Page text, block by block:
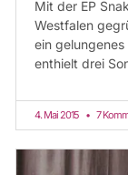
Mit der EP
Westfalen
ein
enthielt drei
4. Mai 2015 7